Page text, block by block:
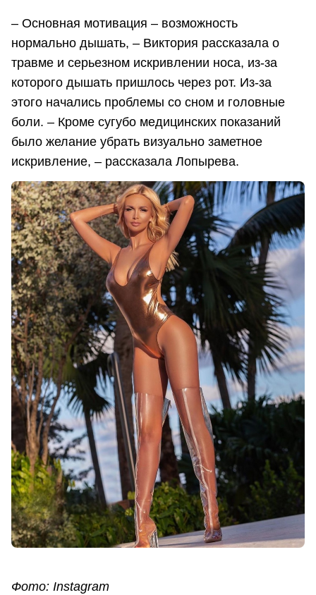
– Основная мотивация – возможность
нормально дышать, – Виктория рассказала о
травме и серьезном искривлении носа, из-за
которого дышать пришлось через рот. Из-за
этого начались проблемы со сном и головные
боли. – Кроме сугубо медицинских показаний
было желание убрать визуально заметное
искривление, – рассказала Лопырева.
Фото: Instagram